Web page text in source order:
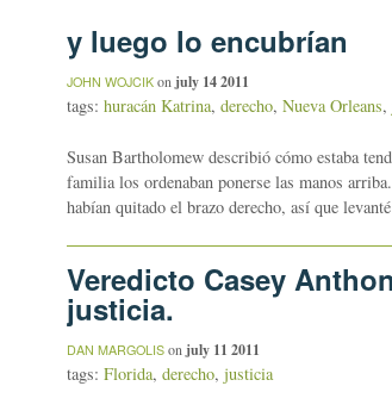
y luego lo encubrían
JOHN WOJCIK on july 14 2011
tags: huracán Katrina, derecho, Nueva Orleans,
Susan Bartholomew describió cómo estaba
familia los ordenaban ponerse las manos
habían quitado el brazo derecho, así que
Veredicto Casey
justicia.
DAN MARGOLIS on july 11 2011
tags: Florida, derecho, justicia